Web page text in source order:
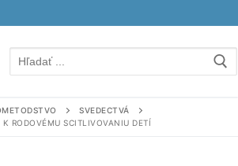
SVEDECTVÁ
RODOVÉMU SCITLIVOVANIU DETÍ